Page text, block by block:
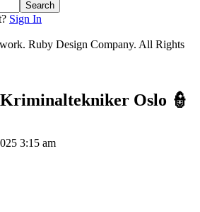
Sign In
Ruby Design Company. All Rights
Kriminaltekniker Oslo 👮
3:15 am